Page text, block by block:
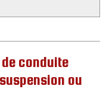
conduite
ou